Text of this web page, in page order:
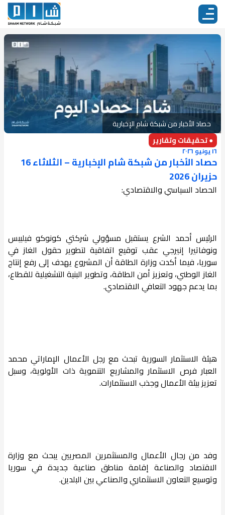
حصاد الأخبار من شبكة شام الإخبارية
● تحقيقات وتقارير
١٦ يونيو ٢٠٢٦
حصاد الأخبار من شبكة شام الإخبارية – الثلاثاء 16
حزيران 2026
الحصاد السياسي والاقتصادي:
الرئيس أحمد الشرع يستقبل مسؤولي شركتي كونوكو فيليبس
ونوفاتيرا إنيرجي عقب توقيع اتفاقية لتطوير حقول الغاز في
سوريا، فيما أكدت وزارة الطاقة أن المشروع يهدف إلى رفع إنتاج
الغاز الوطني، وتعزيز أمن الطاقة، وتطوير البنية التشغيلية للقطاع،
بما يدعم جهود التعافي الاقتصادي.
هيئة الاستثمار السورية تبحث مع رجل الأعمال الإماراتي محمد
العبار فرص الاستثمار والمشاريع التنموية ذات الأولوية، وسبل
تعزيز بيئة الأعمال وجذب الاستثمارات.
وفد من رجال الأعمال والمستثمرين المصريين يبحث مع وزارة
الاقتصاد والصناعة إقامة مناطق صناعية جديدة في سوريا
وتوسيع التعاون الاستثماري والصناعي بين البلدين.